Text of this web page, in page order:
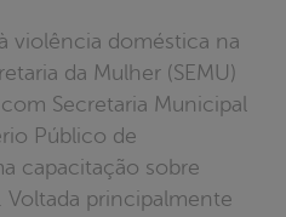
da Mulher (SEMU)
Secretaria Municipal
Público de
capacitação sobre
principalmente